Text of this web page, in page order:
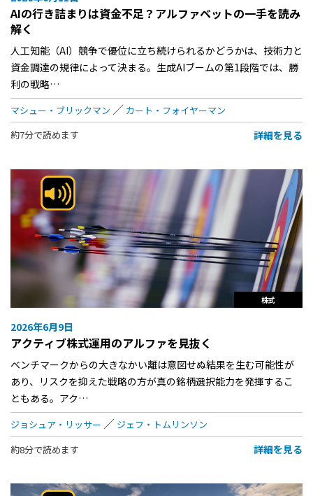
AIの行き詰まりは資金不足？アルファベットの一手を読み
解く
人工知能（AI）競争で優位に立ち続けられるかどうかは、技術力と
資金調達の規律によって決まる。生成AIブームの第1段階では、勝
利の戦略…
マシュー・ブリックマン
カート・フォイヤーマン
約7分で読めます
詳細を見る
株式
2026年6月9日
アクティブ株式運用のアルファを見抜く
ベンチマークからの大きなかい離は意図せぬ結果を生む可能性が
あり、リスクを抑えた戦略の方が真の銘柄選択能力を発揮するこ
ともある。アク…
ジョシュア・リッサー
ジェフ・トムリンソン
約8分で読めます
詳細を見る